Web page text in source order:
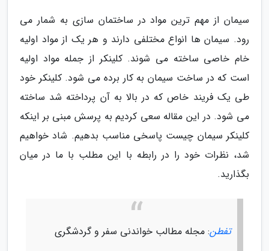
سیمان از مهم ترین مواد در ساختمان سازی به شمار می
رود. سیمان ها انواع مختلفی دارند و هر یک از مواد اولیه
خام خاصی ساخته می شوند. کلینکر از جمله مواد اولیه
است که در ساخت سیمان به کار برده می شود. کلینکر خود
طی یک فریند خاص که در بالا به آن پرداخته شد ساخته
می شود. در این مقاله سعی کردیم به پرسش مبنی بر اینکه
کلینکر سیمان چیست پاسخی مناسب بدهیم. شاد خواهیم
شد، نظرات خود را در رابطه با این مطلب با ما در میان
بگذارید.
تفطن: مجله مطالب خواندنی سفر و گردشگری